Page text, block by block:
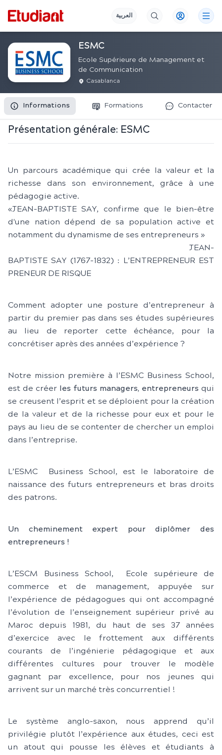
العربية
ESMC
Ecole Supérieure de Management et
de Communication
Casablanca
Informations Formations Contacter
Présentation générale: ESMC
Un parcours académique qui crée la valeur et la
richesse dans son environnement, grâce à une
pédagogie active.
«JEAN-BAPTISTE SAY, confirme que le bien-être
d'une nation dépend de sa population active et
notamment du dynamisme de ses entrepreneurs »
JEAN-
BAPTISTE SAY (1767-1832) : L’ENTREPRENEUR EST
PRENEUR DE RISQUE
Comment adopter une posture d’entrepreneur à
partir du premier pas dans ses études supérieures
au lieu de reporter cette échéance, pour la
concrétiser après des années d’expérience ?
Notre mission première à l’ESMC Business School,
est de créer les futurs managers, entrepreneurs qui
se creusent l’esprit et se déploient pour la création
de la valeur et de la richesse pour eux et pour le
pays au lieu de se contenter de chercher un emploi
dans l’entreprise.
L’ESMC Business School, est le laboratoire de
naissance des futurs entrepreneurs et bras droits
des patrons.
Un cheminement expert pour diplômer des
entrepreneurs !
L’ESCM Business School, Ecole supérieure de
commerce et de management, appuyée sur
l’expérience de pédagogues qui ont accompagné
l’évolution de l’enseignement supérieur privé au
Maroc depuis 1981, du haut de ses 37 années
d’exercice avec le frottement aux différents
courants de l’ingénierie pédagogique et aux
différentes cultures pour trouver le modèle
gagnant par excellence, pour nos jeunes qui
arrivent sur un marché très concurrentiel !
Le système anglo-saxon, nous apprend qu’il
privilégie plutôt l’expérience aux études, ceci est
un atout qui pousse les élèves et étudiants à